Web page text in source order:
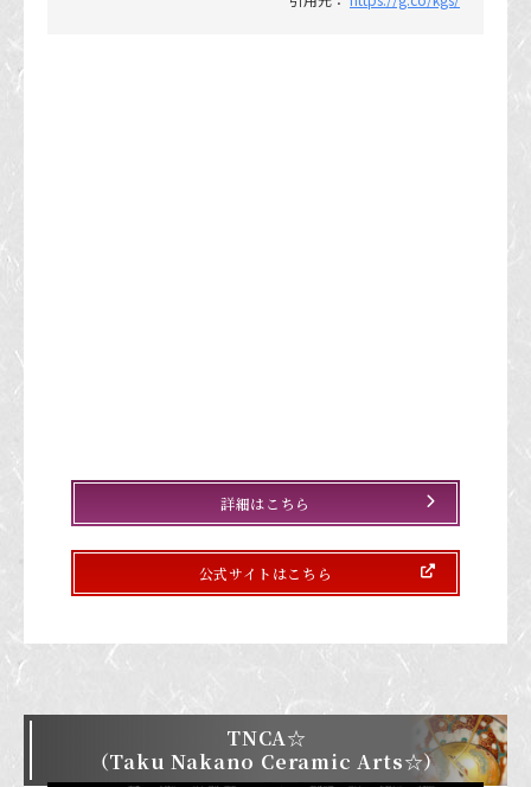
詳細はこちら
公式サイトはこちら
TNCA☆
（Taku Nakano Ceramic Arts☆）